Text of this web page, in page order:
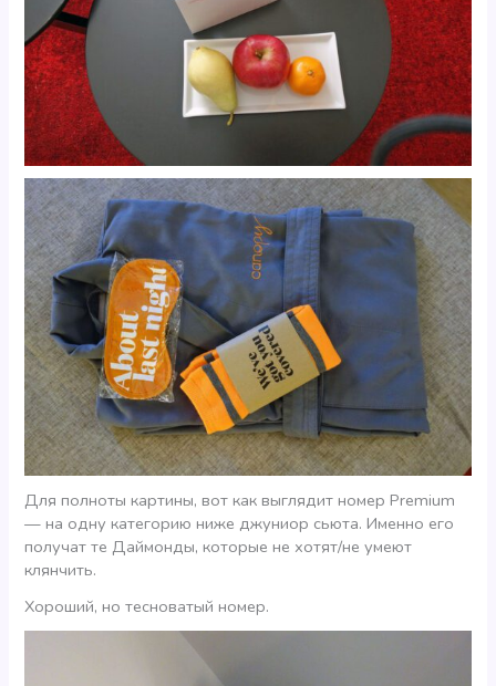
Для полноты картины, вот как выглядит номер Premium
— на одну категорию ниже джуниор сьюта. Именно его
получат те Даймонды, которые не хотят/не умеют
клянчить.
Хороший, но тесноватый номер.